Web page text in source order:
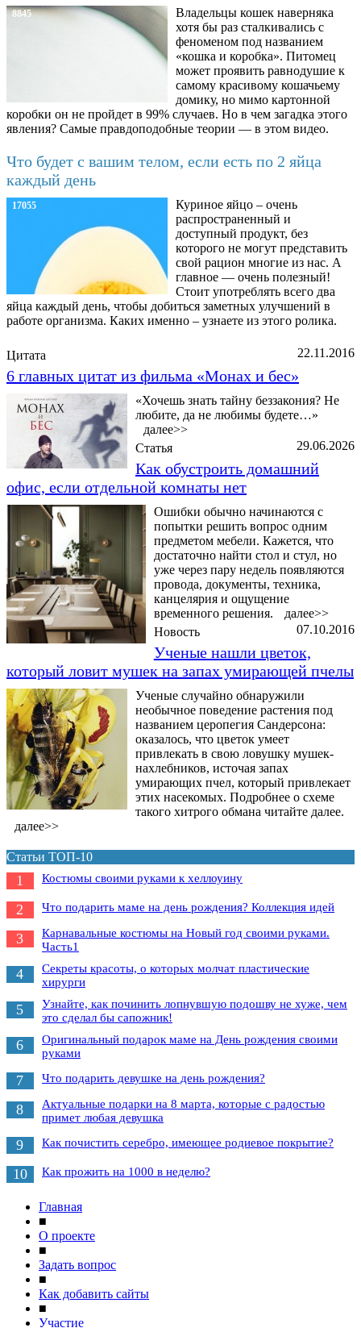
8845
Владельцы кошек наверняка
хотя бы раз сталкивались с
феноменом под названием
«кошка и коробка». Питомец
может проявить равнодушие к
самому красивому кошачьему
домику, но мимо картонной
коробки он не пройдет в 99% случаев. Но в чем загадка этого
явления? Самые правдоподобные теории — в этом видео.
Что будет с вашим телом, если есть по 2 яйца
каждый день
17055
Куриное яйцо – очень
распространенный и
доступный продукт, без
которого не могут представить
свой рацион многие из нас. А
главное — очень полезный!
Стоит употреблять всего два
яйца каждый день, чтобы добиться заметных улучшений в
работе организма. Каких именно – узнаете из этого ролика.
22.11.2016
Цитата
6 главных цитат из фильма «Монах и бес»
«Хочешь знать тайну беззакония? Не
любите, да не любимы будете…»
далее>>
29.06.2026
Статья
Как обустроить домашний
офис, если отдельной комнаты нет
Ошибки обычно начинаются с
попытки решить вопрос одним
предметом мебели. Кажется, что
достаточно найти стол и стул, но
уже через пару недель появляются
провода, документы, техника,
канцелярия и ощущение
временного решения.
далее>>
07.10.2016
Новость
Ученые нашли цветок,
который ловит мушек на запах умирающей пчелы
Ученые случайно обнаружили
необычное поведение растения под
названием церопегия Сандерсона:
оказалось, что цветок умеет
привлекать в свою ловушку мушек-
нахлебников, источая запах
умирающих пчел, который привлекает
этих насекомых. Подробнее о схеме
такого хитрого обмана читайте далее.
далее>>
Статьи ТОП-10
1 Костюмы своими руками к хеллоуину
2 Что подарить маме на день рождения? Коллекция идей
3
Карнавальные костюмы на Новый год своими руками.
Часть1
4
Секреты красоты, о которых молчат пластические
хирурги
5
Узнайте, как починить лопнувшую подошву не хуже, чем
это сделал бы сапожник!
6
Оригинальный подарок маме на День рождения своими
руками
7 Что подарить девушке на день рождения?
8
Актуальные подарки на 8 марта, которые с радостью
примет любая девушка
9 Как почистить серебро, имеющее родиевое покрытие?
10 Как прожить на 1000 в неделю?
Главная
■
О проекте
■
Задать вопрос
■
Как добавить сайты
■
Участие